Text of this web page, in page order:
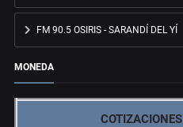
FM 90.5 OSIRIS - SARANDÍ DEL YÍ
MONEDA
COTIZACIONES